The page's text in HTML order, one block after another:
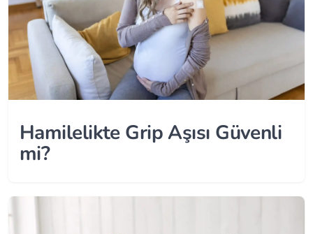
Hamilelikte Grip Aşısı Güvenli
mi?